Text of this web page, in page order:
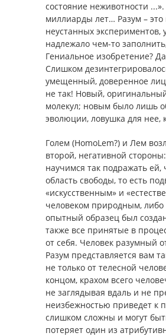
состояние неживотности
миллиарды лет… Разум –
неустанных
надлежало чем-то
Гениальное изобретение?
Слишком
умещенный, доверенное
не так! Новый,
молекул; новым было лишь
эволюции, ловушка для
Голем (HomoLem?) и Лем
второй, негативной
научимся так подражать ей,
область свободы, то есть
«искусственным» и
человеком природным, либо
опытный образец был
также все принятые в
от себя. Человек разумный
Разум представляется вам
не только от телесной
концом, крахом всего
не заглядывая вдаль и не
неизбежностью приведет к
слишком сложны и могут
потеряет один из